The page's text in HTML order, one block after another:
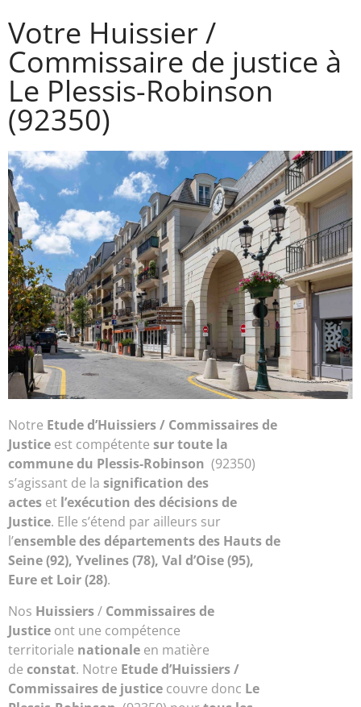
Votre Huissier /
Commissaire de justice à
Le Plessis-Robinson
(92350)
Notre Etude d’Huissiers / Commissaires de
Justice est compétente sur toute la
commune du Plessis-Robinson (92350)
s’agissant de la signification des
actes et l’exécution des décisions de
Justice. Elle s’étend par ailleurs sur
l’ensemble des départements des Hauts de
Seine (92), Yvelines (78), Val d’Oise (95),
Eure et Loir (28).
Nos Huissiers/ Commissaires de
Justice ont une compétence
territoriale nationale en matière
de constat. Notre Etude d’Huissiers /
Commissaires de justice couvre donc Le